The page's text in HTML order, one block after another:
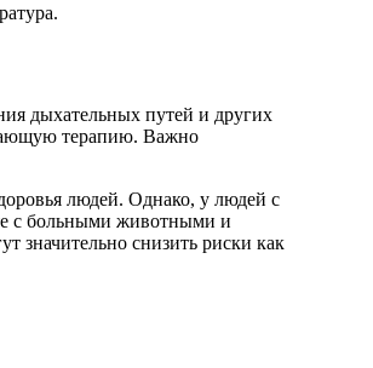
дыхательных путей и других
терапию. Важно
людей. Однако, у людей с
с больными животными и
значительно снизить риски как